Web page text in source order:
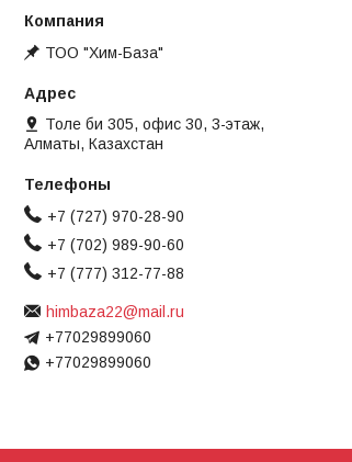
ТОО "Хим-База"
Толе би 305, офис 30, 3-этаж,
Алматы, Казахстан
+7 (727) 970-28-90
+7 (702) 989-90-60
+7 (777) 312-77-88
himbaza22@mail.ru
+77029899060
+77029899060